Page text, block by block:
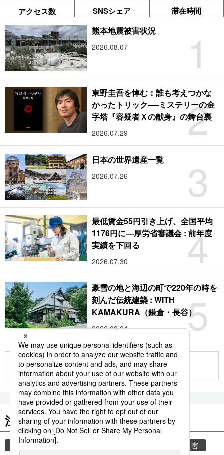
アクセス数 SNSシェア 滞在時間
1
熊本地震被害状況
2026.08.07
2
東野圭吾を悼む：誰も考えつかな
かったトリック──ミステリーの金
字塔『容疑者Ｘの献身』の舞台裏
2026.07.29
3
日本の世界遺産一覧
2026.07.26
4
最低賃金55円引き上げ、全国平均
1176円に―厚労省審議会 : 前年度
実績を下回る
2026.07.30
5
豪雪の地と海辺の町で220年の時を
刻んだ伝統建築 : WITH
KAMAKURA（鎌倉・長谷）
2026.08.04
もっと見る
注目のキーワード
共同通信ニュース 災害